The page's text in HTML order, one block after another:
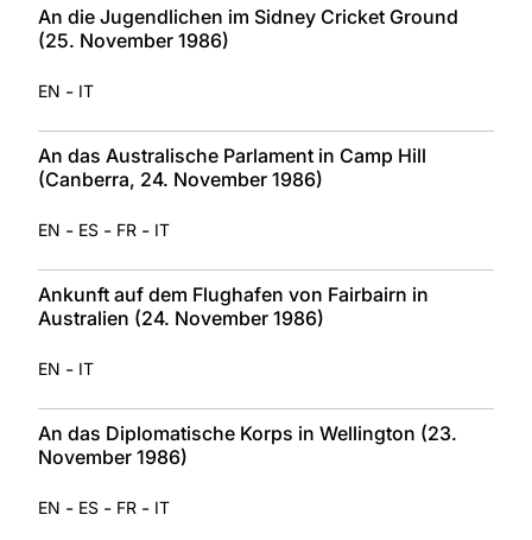
An die Jugendlichen im Sidney Cricket Ground
(25. November 1986)
EN - IT
An das Australische Parlament in Camp Hill
(Canberra, 24. November 1986)
EN - ES - FR - IT
Ankunft auf dem Flughafen von Fairbairn in
Australien (24. November 1986)
EN - IT
An das Diplomatische Korps in Wellington (23.
November 1986)
EN - ES - FR - IT